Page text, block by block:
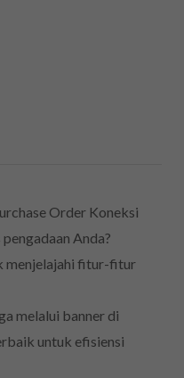
Order Koneksi
Anda?
menjelajahi fitur-fitur
melalui banner di
untuk efisiensi